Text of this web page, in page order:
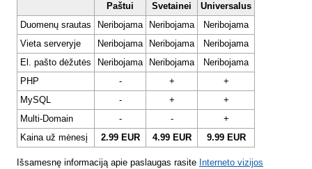
Paštui Svetainei
Universalus
Duomenų srautas
Neribojama Neribojama
Neribojama
Vieta serveryje
Neribojama Neribojama
Neribojama
El. pašto dėžutės
Neribojama Neribojama
Neribojama
PHP
- +
+
MySQL
- +
+
Multi-Domain
- -
+
Kaina už mėnesį
2.99 EUR 4.99 EUR 9.99 EUR
Išsamesnę informaciją apie paslaugas rasite Interneto vizijos